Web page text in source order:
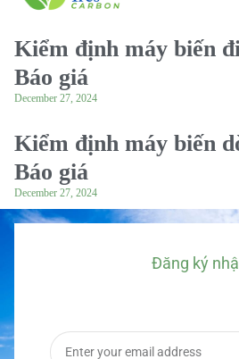
Kiểm định máy biến
Báo giá
December 27, 2024
Kiểm định máy biến
Báo giá
December 27, 2024
Đăng ký